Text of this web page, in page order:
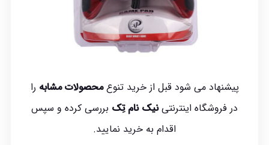
پیشنهاد می شود قبل از خرید تنوعمحصولات مشابه را
در فروشگاه اینترنتینیک نام تِک بررسی کرده و سپس
اقدام به خرید نمایید.